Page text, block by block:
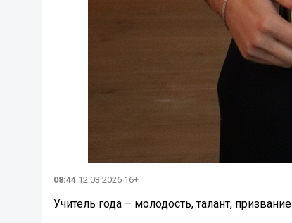
08:44 12.03.2026 16+
Учитель года – молодость, талант, призвание